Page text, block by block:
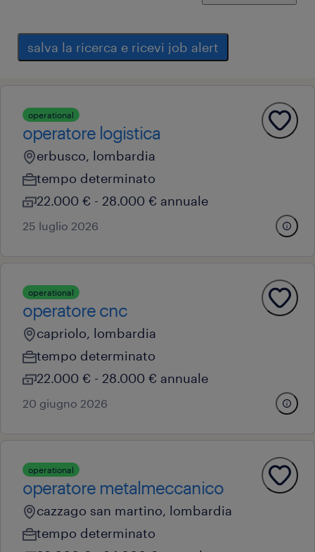
salva la ricerca e ricevi job alert
operational
operatore logistica
erbusco, lombardia
tempo determinato
22.000 € - 28.000 € annuale
25 luglio 2026
operational
operatore cnc
capriolo, lombardia
tempo determinato
22.000 € - 28.000 € annuale
20 giugno 2026
operational
operatore metalmeccanico
cazzago san martino, lombardia
tempo determinato